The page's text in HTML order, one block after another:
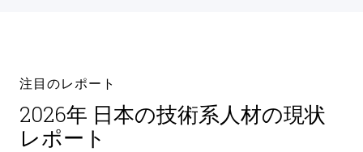
注目のレポート
2026年 日本の技術系人材の現状
レポート